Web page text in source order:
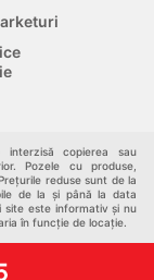
copierea sau
Pozele cu produse,
reduse sunt de la
de la și până la data
site este informativ și nu
în funcție de locație.